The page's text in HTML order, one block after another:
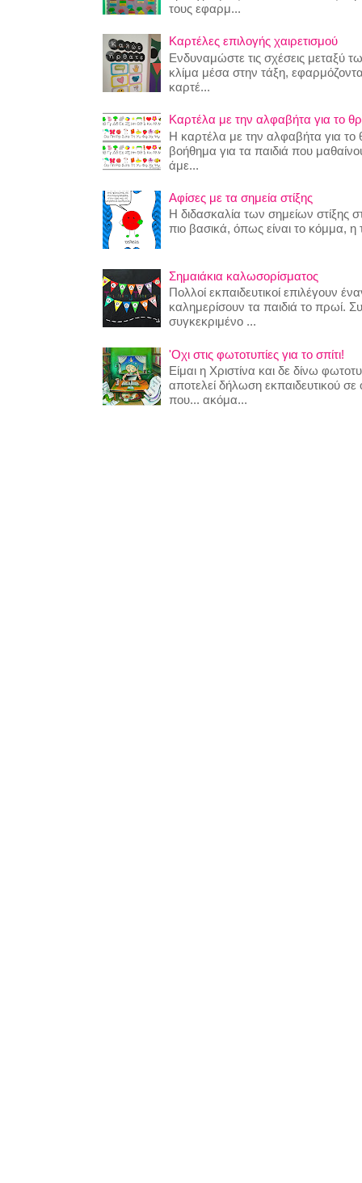
τους εφαρμ...
Καρτέλες επιλογής χαιρετισμού
Ενδυναμώστε τις σχέσεις μεταξύ
κλίμα μέσα στην τάξη,
καρτέ...
Καρτέλα με την αλφαβήτα για το
Η καρτέλα με την αλφαβήτα για το
βοήθημα για τα παιδιά που
άμε...
Αφίσες με τα σημεία στίξης
Η διδασκαλία των σημείων στίξης
πιο βασικά, όπως είναι το κόμμα, η
Σημαιάκια καλωσορίσματος
Πολλοί εκπαιδευτικοί επιλέγουν
καλημερίσουν τα παιδιά το πρωί.
συγκεκριμένο ...
'Οχι στις φωτοτυπίες για το σπίτι!
Είμαι η Χριστίνα και δε δίνω
αποτελεί δήλωση εκπαιδευτικού
που... ακόμα...